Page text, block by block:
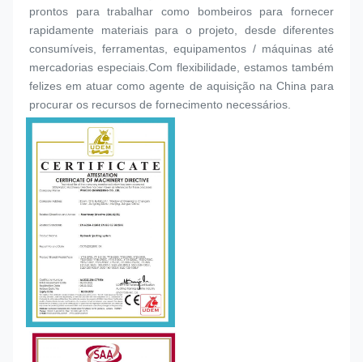
prontos para trabalhar como bombeiros para fornecer
rapidamente materiais para o projeto, desde diferentes
consumíveis, ferramentas, equipamentos / máquinas até
mercadorias especiais.Com flexibilidade, estamos também
felizes em atuar como agente de aquisição na China para
procurar os recursos de fornecimento necessários.